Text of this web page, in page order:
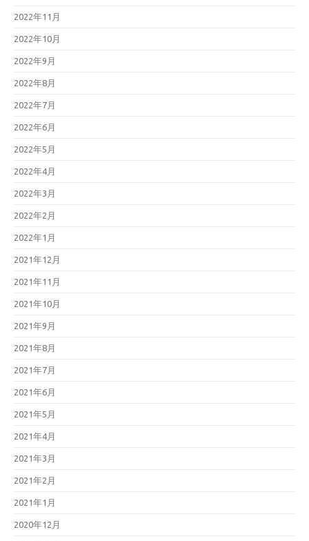
2022年11月
2022年10月
2022年9月
2022年8月
2022年7月
2022年6月
2022年5月
2022年4月
2022年3月
2022年2月
2022年1月
2021年12月
2021年11月
2021年10月
2021年9月
2021年8月
2021年7月
2021年6月
2021年5月
2021年4月
2021年3月
2021年2月
2021年1月
2020年12月